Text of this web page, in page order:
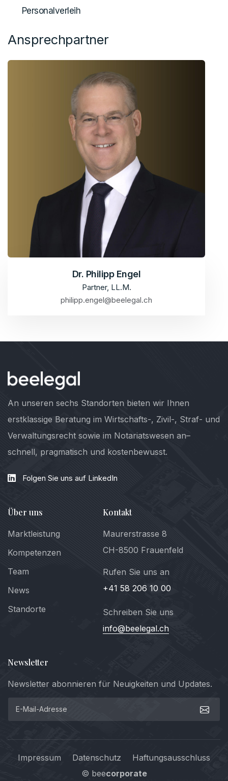
Personalverleih
Ansprechpartner
Dr. Philipp Engel
Partner, LL.M.
philipp.engel@beelegal.ch
An unseren sechs Standorten bieten wir Ihnen
erstklassige Beratung im Wirtschafts-, Zivil-, Straf- und
Verwaltungsrecht sowie im Notariatswesen an–
schnell, pragmatisch und kostenbewusst.
Folgen Sie uns auf LinkedIn
Über uns
Marktleistung
Kompetenzen
Team
News
Standorte
Kontakt
Maurerstrasse 8
CH-8500 Frauenfeld
Rufen Sie uns an
+41 58 206 10 00
Schreiben Sie uns
info@beelegal.ch
Newsletter
Newsletter abonnieren für Neuigkeiten und Updates.
© beecorporate
Impressum Datenschutz Haftungsausschluss